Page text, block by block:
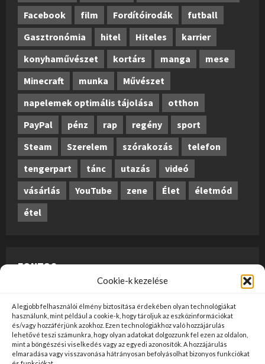
Cookie-k kezelése
A legjobb felhasználói élmény biztosítása érdekében olyan technológiákat
használunk, mint például a cookie-k, hogy tároljuk az eszközinformációkat
és/vagy hozzáférjünk azokhoz. Ezen technológiákhoz való hozzájárulás
lehetővé teszi számunkra, hogy olyan adatokat dolgozzunk fel ezen az oldalon,
mint a böngészési viselkedés vagy az egyedi azonosítók. A hozzájárulás
elmaradása vagy visszavonása hátrányosan befolyásolhat bizonyos funkciókat
Facebook
film Fordítóirodák
futball
Gasztronómia
hitel Hiteles
karrier
konyhaművészet
kortárs manga
mese
Minecraft
munka
Művészet
napelemek optimális tájolása
otthon
PayPal
pénz rap regény
sport
Steam
Szerelem szórakozás
telefon
tengerpart
tánc utazás
videó
vásárlás
YouTube zene Élet
életmód
étel
FONTOS
szerkesztői tartalomnak, előzetes ellenőrzésen
szúrópróba-szerűen esnek át, és az üzemeltető
véleményét nem tükrözik. Ha kifogással szeretne élni